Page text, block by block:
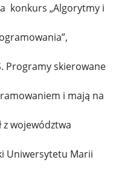
konkurs „Algorytmy i
Programy skierowane
i mają na
województwa
Uniwersytetu Marii